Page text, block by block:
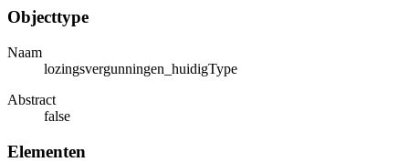
Objecttype
Naam
lozingsvergunningen_huidigType
Abstract
false
Elementen